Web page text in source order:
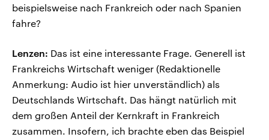
beispielsweise nach Frankreich oder nach Spanien
fahre?
Lenzen: Das ist eine interessante Frage. Generell ist
Frankreichs Wirtschaft weniger (Redaktionelle
Anmerkung: Audio ist hier unverständlich) als
Deutschlands Wirtschaft. Das hängt natürlich mit
dem großen Anteil der Kernkraft in Frankreich
zusammen. Insofern, ich brachte eben das Beispiel